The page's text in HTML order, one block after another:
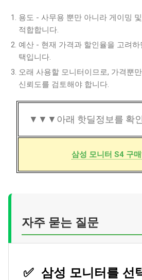
용도 - 사무용 뿐만 아니라 게이밍
적합합니다.
예산 - 현재 가격과 할인율을 고려
택입니다.
오래 사용할 모니터이므로, 가격뿐
신뢰도를 검토해야 합니다.
▼▼▼아래 핫딜정보를 확
삼성 모니터 S4 구
자주 묻는 질문
✅ 삼성 모니터를 선